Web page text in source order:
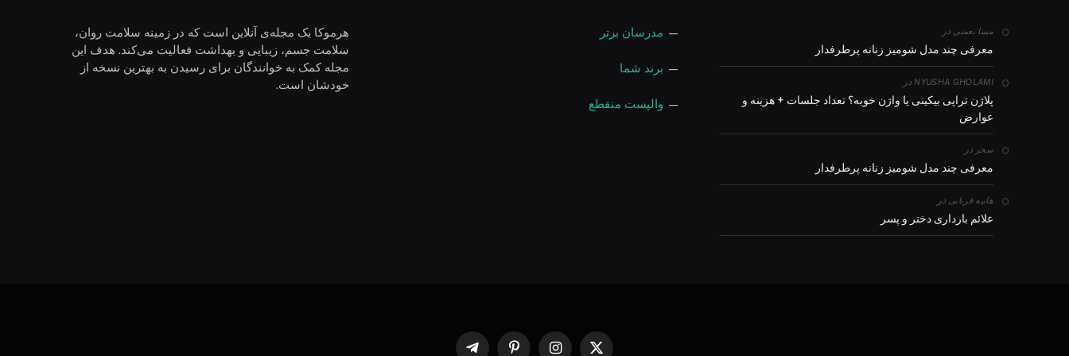
مبینا نعمتی در
معرفی چند مدل شومیز زنانه پرطرفدار
NYUSHA GHOLAMI در
پلاژن تراپی بیکینی یا واژن خوبه؟ تعداد جلسات + هزینه و
عوارض
سحر در
معرفی چند مدل شومیز زنانه پرطرفدار
هانیه قربانی در
علائم بارداری دختر و پسر
— مدرسان برتر
— برند شما
— والپست منقطع
هرموکا یک مجله‌ی آنلاین است که در زمینه سلامت روان،
سلامت جسم، زیبایی و بهداشت فعالیت می‌کند. هدف این
مجله کمک به خوانندگان برای رسیدن به بهترین نسخه از
خودشان است.